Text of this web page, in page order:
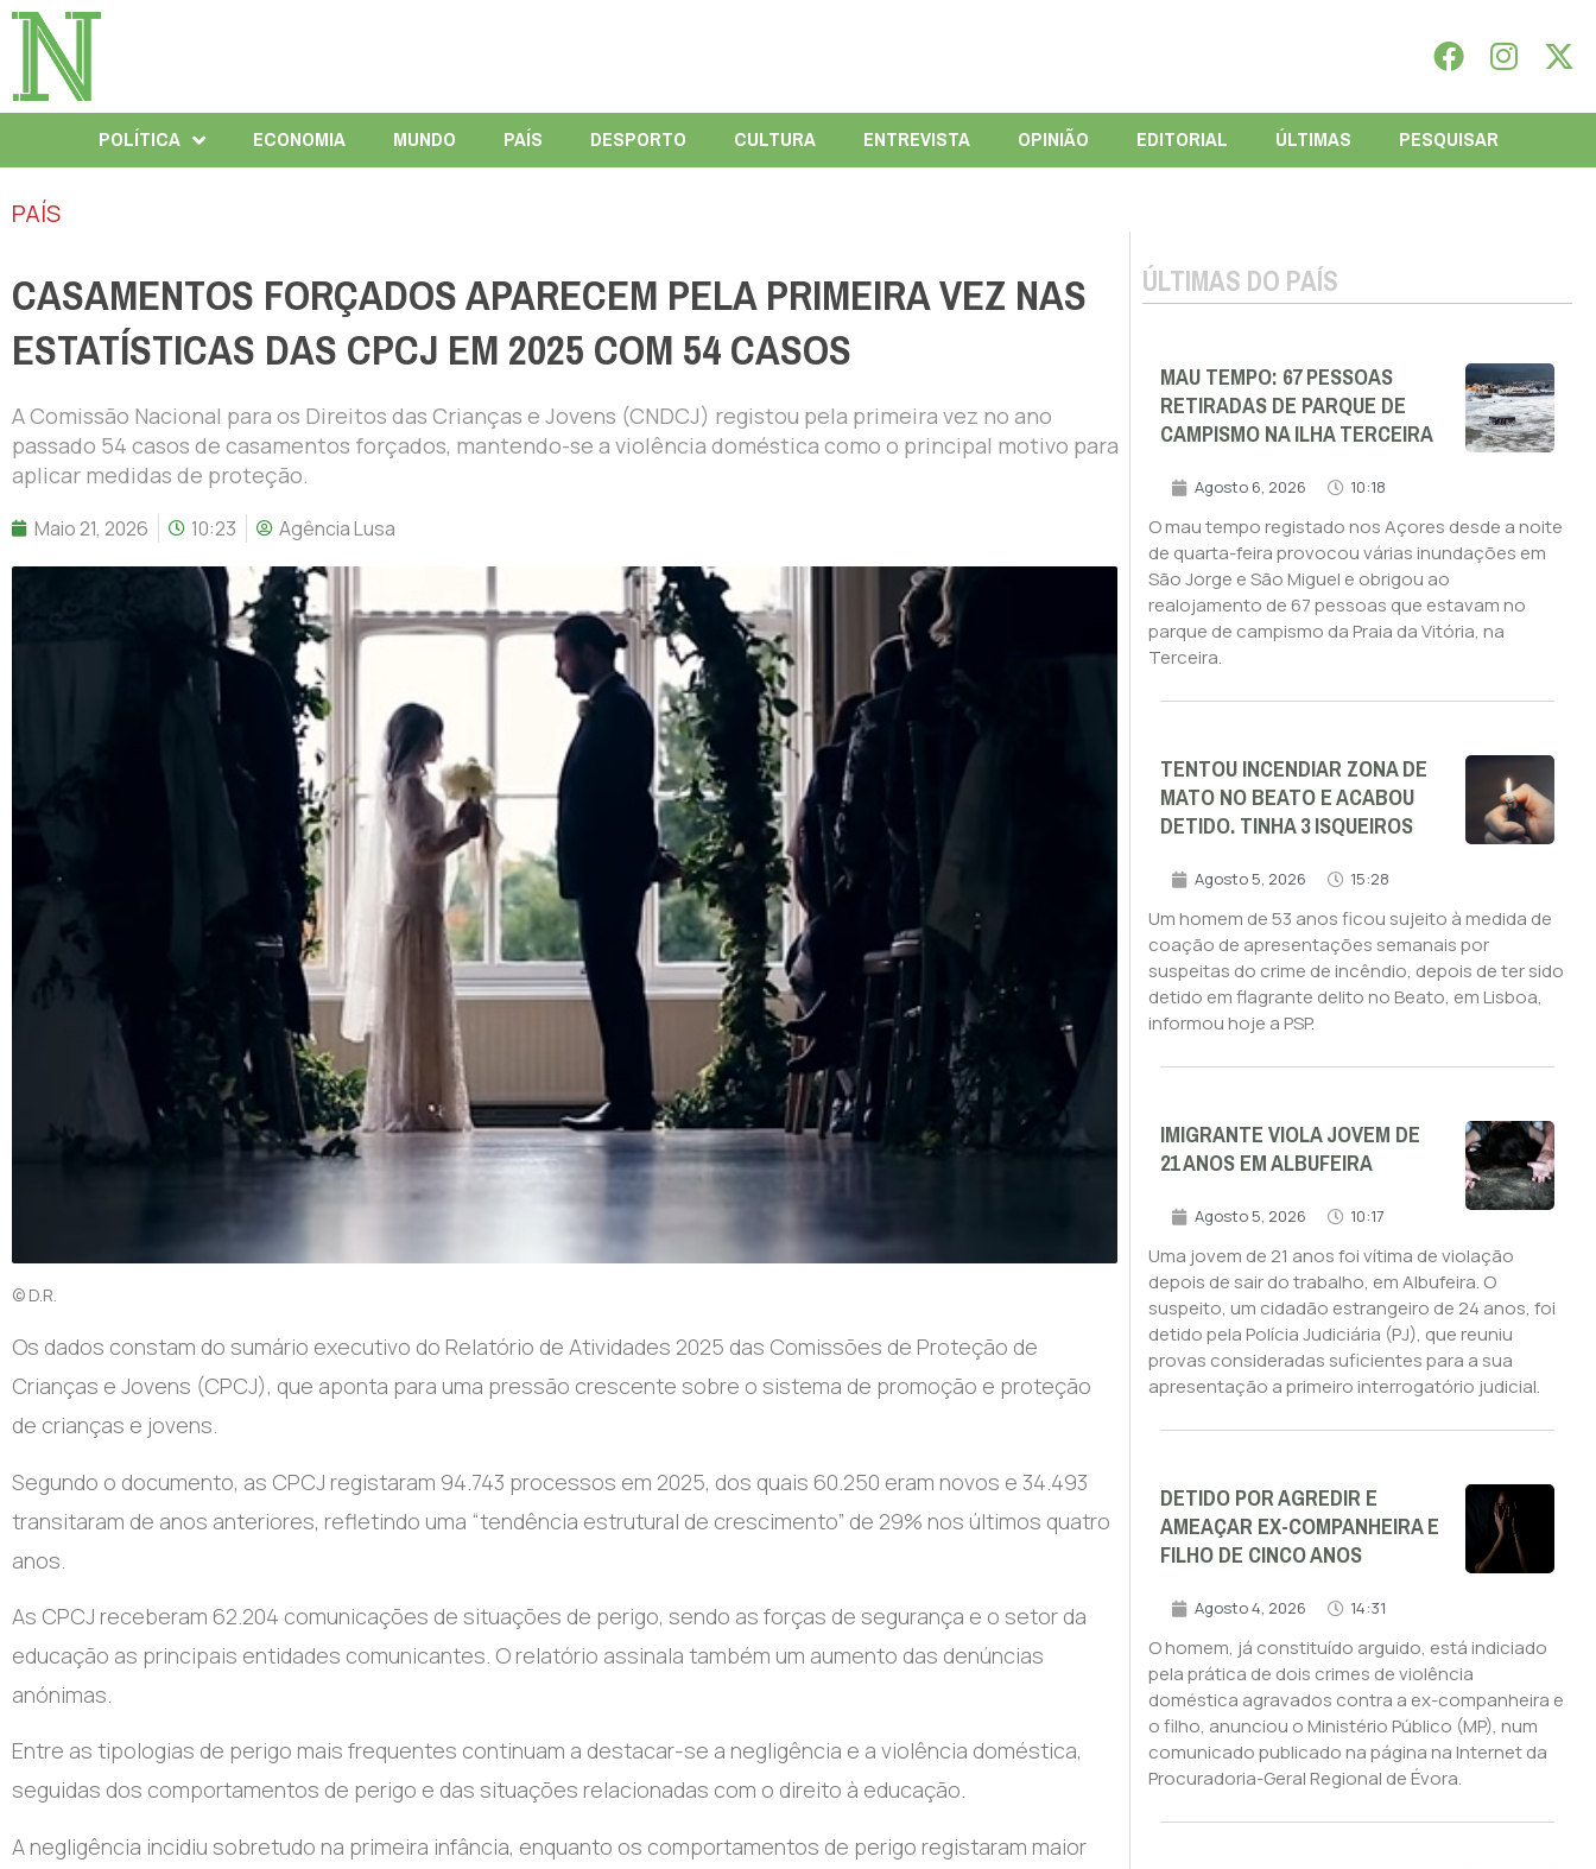
POLÍTICA ECONOMIA MUNDO PAÍS DESPORTO CULTURA ENTREVISTA OPINIÃO EDITORIAL ÚLTIMAS PESQUISAR
PAÍS
CASAMENTOS FORÇADOS APARECEM PELA PRIMEIRA VEZ NAS
ESTATÍSTICAS DAS CPCJ EM 2025 COM 54 CASOS
A Comissão Nacional para os Direitos das Crianças e Jovens (CNDCJ) registou pela primeira vez no ano
passado 54 casos de casamentos forçados, mantendo-se a violência doméstica como o principal motivo para
aplicar medidas de proteção.
Maio 21, 2026 10:23 Agência Lusa
© D.R.
Os dados constam do sumário executivo do Relatório de Atividades 2025 das Comissões de Proteção de
Crianças e Jovens (CPCJ), que aponta para uma pressão crescente sobre o sistema de promoção e proteção
de crianças e jovens.
Segundo o documento, as CPCJ registaram 94.743 processos em 2025, dos quais 60.250 eram novos e 34.493
transitaram de anos anteriores, refletindo uma “tendência estrutural de crescimento” de 29% nos últimos quatro
anos.
As CPCJ receberam 62.204 comunicações de situações de perigo, sendo as forças de segurança e o setor da
educação as principais entidades comunicantes. O relatório assinala também um aumento das denúncias
anónimas.
Entre as tipologias de perigo mais frequentes continuam a destacar-se a negligência e a violência doméstica,
seguidas dos comportamentos de perigo e das situações relacionadas com o direito à educação.
A negligência incidiu sobretudo na primeira infância, enquanto os comportamentos de perigo registaram maior
ÚLTIMAS DO PAÍS
MAU TEMPO: 67 PESSOAS
RETIRADAS DE PARQUE DE
CAMPISMO NA ILHA TERCEIRA
Agosto 6, 2026 10:18
O mau tempo registado nos Açores desde a noite
de quarta-feira provocou várias inundações em
São Jorge e São Miguel e obrigou ao
realojamento de 67 pessoas que estavam no
parque de campismo da Praia da Vitória, na
Terceira.
TENTOU INCENDIAR ZONA DE
MATO NO BEATO E ACABOU
DETIDO. TINHA 3 ISQUEIROS
Agosto 5, 2026 15:28
Um homem de 53 anos ficou sujeito à medida de
coação de apresentações semanais por
suspeitas do crime de incêndio, depois de ter sido
detido em flagrante delito no Beato, em Lisboa,
informou hoje a PSP.
IMIGRANTE VIOLA JOVEM DE
21 ANOS EM ALBUFEIRA
Agosto 5, 2026 10:17
Uma jovem de 21 anos foi vítima de violação
depois de sair do trabalho, em Albufeira. O
suspeito, um cidadão estrangeiro de 24 anos, foi
detido pela Polícia Judiciária (PJ), que reuniu
provas consideradas suficientes para a sua
apresentação a primeiro interrogatório judicial.
DETIDO POR AGREDIR E
AMEAÇAR EX-COMPANHEIRA E
FILHO DE CINCO ANOS
Agosto 4, 2026 14:31
O homem, já constituído arguido, está indiciado
pela prática de dois crimes de violência
doméstica agravados contra a ex-companheira e
o filho, anunciou o Ministério Público (MP), num
comunicado publicado na página na Internet da
Procuradoria-Geral Regional de Évora.